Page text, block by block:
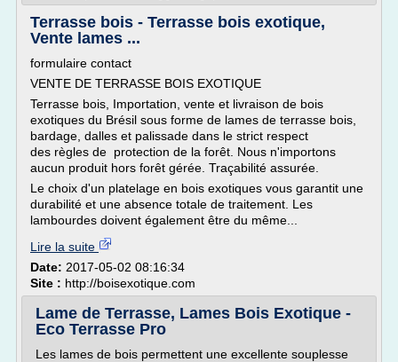
Terrasse bois - Terrasse bois exotique,
Vente lames ...
formulaire contact
VENTE DE TERRASSE BOIS EXOTIQUE
Terrasse bois, Importation, vente et livraison de bois
exotiques du Brésil sous forme de lames de terrasse bois,
bardage, dalles et palissade dans le strict respect
des règles de protection de la forêt. Nous n'importons
aucun produit hors forêt gérée. Traçabilité assurée.
Le choix d'un platelage en bois exotiques vous garantit une
durabilité et une absence totale de traitement. Les
lambourdes doivent également être du même...
Lire la suite
Date: 2017-05-02 08:16:34
Site : http://boisexotique.com
Lame de Terrasse, Lames Bois Exotique -
Eco Terrasse Pro
Les lames de bois permettent une excellente souplesse